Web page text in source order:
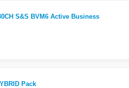
S&S BVM6 Active Business
Pack